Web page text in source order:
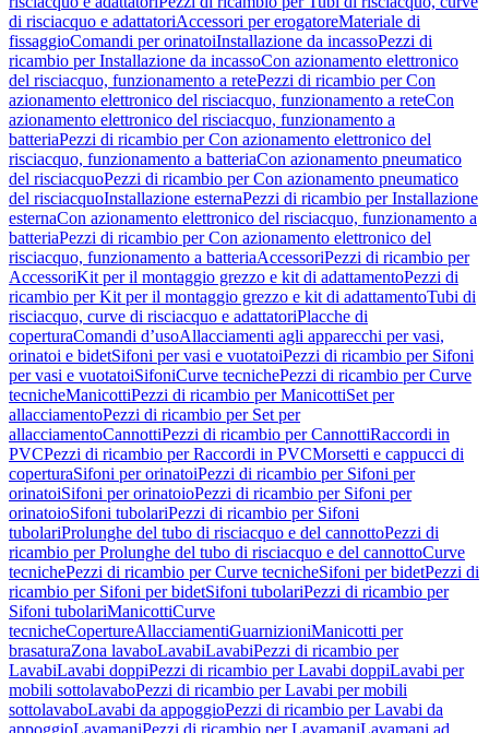
di risciacquo e adattatoriAccessori per erogatoreMateriale di
fissaggioComandi per orinatoiInstallazione da incassoPezzi di
ricambio per Installazione da incassoCon azionamento elettronico
del risciacquo, funzionamento a retePezzi di ricambio per Con
azionamento elettronico del risciacquo, funzionamento a reteCon
azionamento elettronico del risciacquo, funzionamento a
batteriaPezzi di ricambio per Con azionamento elettronico del
risciacquo, funzionamento a batteriaCon azionamento pneumatico
del risciacquoPezzi di ricambio per Con azionamento pneumatico
del risciacquoInstallazione esternaPezzi di ricambio per Installazione
esternaCon azionamento elettronico del risciacquo, funzionamento a
batteriaPezzi di ricambio per Con azionamento elettronico del
risciacquo, funzionamento a batteriaAccessoriPezzi di ricambio per
AccessoriKit per il montaggio grezzo e kit di adattamentoPezzi di
ricambio per Kit per il montaggio grezzo e kit di adattamentoTubi di
risciacquo, curve di risciacquo e adattatoriPlacche di
coperturaComandi d’usoAllacciamenti agli apparecchi per vasi,
orinatoi e bidetSifoni per vasi e vuotatoiPezzi di ricambio per Sifoni
per vasi e vuotatoiSifoniCurve tecnichePezzi di ricambio per Curve
tecnicheManicottiPezzi di ricambio per ManicottiSet per
allacciamentoPezzi di ricambio per Set per
allacciamentoCannottiPezzi di ricambio per CannottiRaccordi in
PVCPezzi di ricambio per Raccordi in PVCMorsetti e cappucci di
coperturaSifoni per orinatoiPezzi di ricambio per Sifoni per
orinatoiSifoni per orinatoioPezzi di ricambio per Sifoni per
orinatoioSifoni tubolariPezzi di ricambio per Sifoni
tubolariProlunghe del tubo di risciacquo e del cannottoPezzi di
ricambio per Prolunghe del tubo di risciacquo e del cannottoCurve
tecnichePezzi di ricambio per Curve tecnicheSifoni per bidetPezzi di
ricambio per Sifoni per bidetSifoni tubolariPezzi di ricambio per
Sifoni tubolariManicottiCurve
tecnicheCopertureAllacciamentiGuarnizioniManicotti per
brasaturaZona lavaboLavabiLavabiPezzi di ricambio per
LavabiLavabi doppiPezzi di ricambio per Lavabi doppiLavabi per
mobili sottolavaboPezzi di ricambio per Lavabi per mobili
sottolavaboLavabi da appoggioPezzi di ricambio per Lavabi da
appoggioLavamaniPezzi di ricambio per LavamaniLavamani ad